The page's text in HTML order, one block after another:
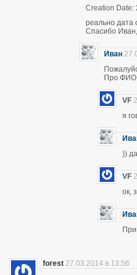
Creation Date:
реально дата
Спасибо
Иван
Про ФИО
VF
я
))
VF
ок,
forest 27.03.2014 в 13:56